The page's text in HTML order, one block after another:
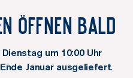
öffnen bald
um 10:00 Uhr
Januar ausgeliefert.